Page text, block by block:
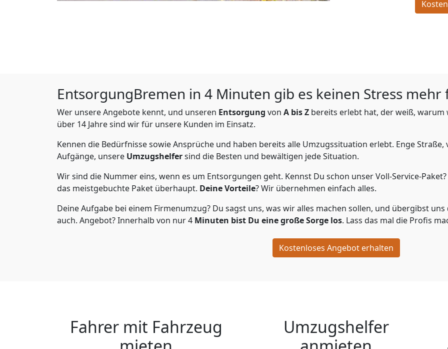
EntsorgungBremen in 4 Minuten gib es keinen Stress mehr
Wer unsere Angebote kennt, und unseren Entsorgung von A bis Z bereits erlebt hat, der weiß, warum
über 14 Jahre sind wir für unsere Kunden im Einsatz.
Kennen die Bedürfnisse sowie Ansprüche und haben bereits alle Umzugssituation erlebt. Enge
Aufgänge, unsere Umzugshelfersind die Besten und bewältigen jede Situation.
Wir sind die Nummer eins, wenn es um Entsorgungen geht. Kennst Du schon unser Voll-Service-
das meistgebuchte Paket überhaupt. Deine Vorteile? Wir übernehmen einfach alles.
Deine Aufgabe bei einem Firmenumzug? Du sagst uns, was wir alles machen sollen, und übergibst uns
auch. Angebot? Innerhalb von nur 4 Minuten bist Du eine große Sorge los. Lass das mal die Profis
Kostenloses Angebot erhalten
Fahrer mit Fahrzeug
Umzugshelfer